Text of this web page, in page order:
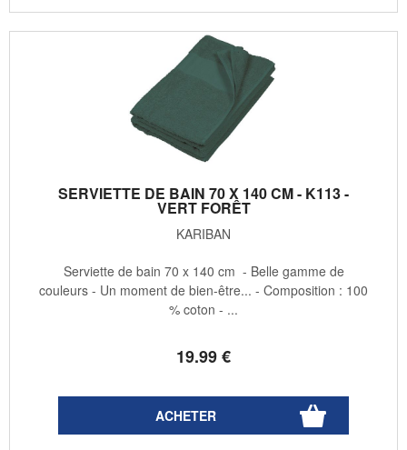
SERVIETTE DE BAIN 70 X 140 CM - K113 -
VERT FORÊT
KARIBAN
19.99€
Serviette de bain 70 x 140 cm - Belle gamme de
couleurs - Un moment de bien-être... - Composition : 100
% coton - ...